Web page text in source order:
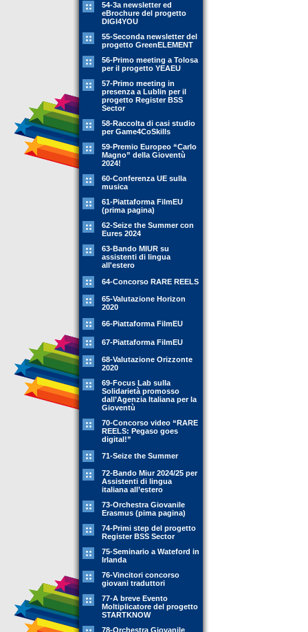
54-3a newsletter ed
eBrochure del progetto
DIGI4YOU
55-Seconda newsletter del
progetto GreenELEMENT
56-Primo meeting a Tolosa
per il progetto YEAEU
57-Primo meeting in
presenza a Lublin per il
progetto Register BSS
Sector
58-Raccolta di casi studio
per Game4CoSkills
59-Premio Europeo “Carlo
Magno” della Gioventù
2024!
60-Conferenza UE sulla
musica
61-Piattaforma FilmEU
(prima pagina)
62-Seize the Summer con
Eures 2024
63-Bando MIUR su
assistenti di lingua
all'estero
64-Concorso RARE REELS
65-Valutazione Horizon
2020
66-Piattaforma FilmEU
67-Piattaforma FilmEU
68-Valutazione Orizzonte
2020
69-Focus Lab sulla
Solidarietà promosso
dall’Agenzia Italiana per la
Gioventù
70-Concorso video “RARE
REELS: Pegaso goes
digital!”
71-Seize the Summer
72-Bando Miur 2024/25 per
Assistenti di lingua
italiana all’estero
73-Orchestra Giovanile
Erasmus (pima pagina)
74-Primi step del progetto
Register BSS Sector
75-Seminario a Wateford in
Irlanda
76-Vincitori concorso
giovani traduttori
77-A breve Evento
Moltiplicatore del progetto
STARTKNOW
78-Orchestra Giovanile